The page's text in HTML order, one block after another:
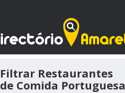
Filtrar Restaurantes
de Comida Portuguesa